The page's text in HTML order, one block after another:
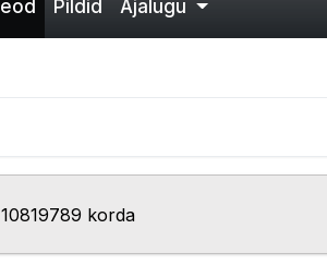
Pildid Ajalugu
korda